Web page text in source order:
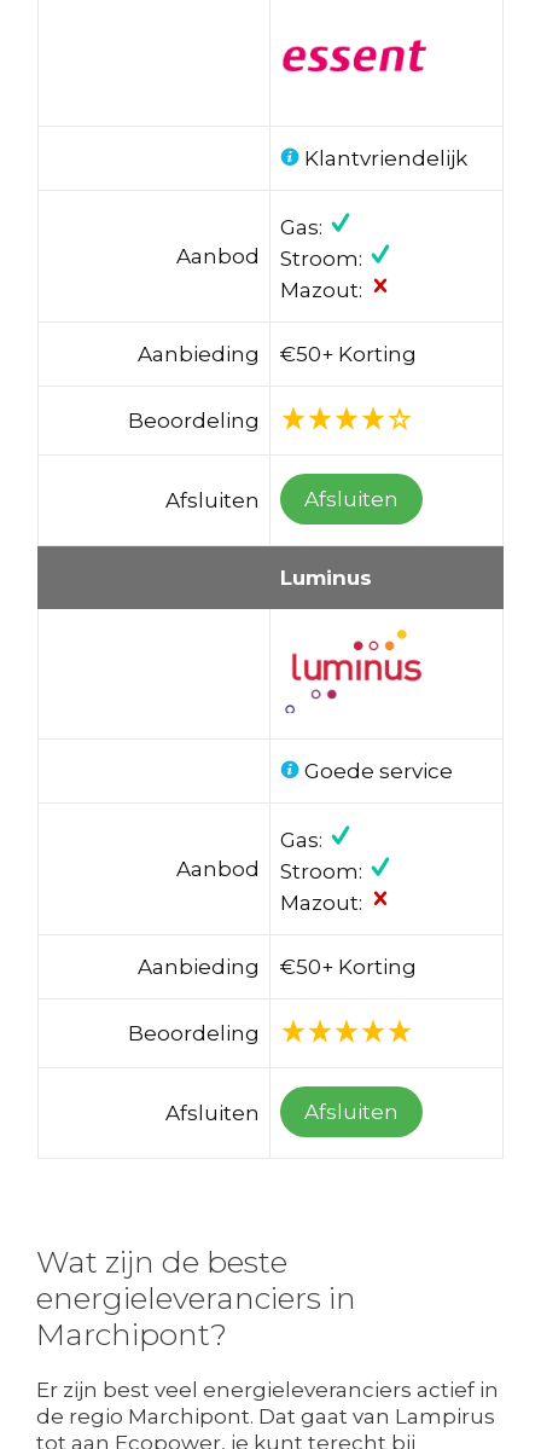
Klantvriendelijk
Aanbod
Gas:
Stroom:
Mazout:
Aanbieding €50+ Korting
Beoordeling
Afsluiten Afsluiten
Luminus
Goede service
Aanbod
Gas:
Stroom:
Mazout:
Aanbieding €50+ Korting
Beoordeling
Afsluiten Afsluiten
Wat zijn de beste
energieleveranciers in
Marchipont?
Er zijn best veel energieleveranciers actief in
de regio Marchipont. Dat gaat van Lampirus
tot aan Ecopower, je kunt terecht bij